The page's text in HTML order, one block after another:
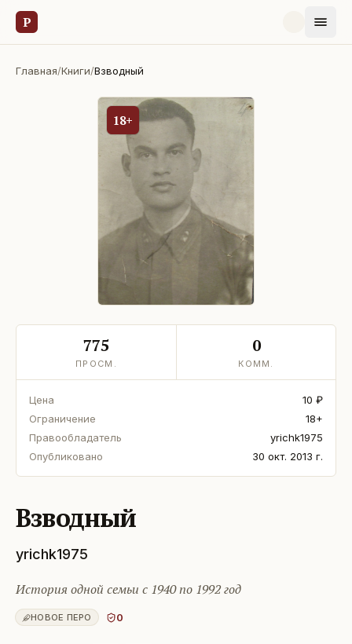
Р
Главная/Книги/Взводный
18+
775
ПРОСМ.
0
КОММ.
Цена
10 ₽
Ограничение
18+
Правообладатель
yrichk1975
Опубликовано
30 окт. 2013 г.
Взводный
yrichk1975
История одной семьи с 1940 по 1992 год
НОВОЕ ПЕРО 0